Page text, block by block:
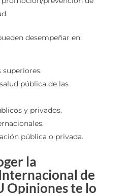
desempeñar en:
superiores.
pública de las
y privados.
pública o privada.
la
de
Opiniones te lo